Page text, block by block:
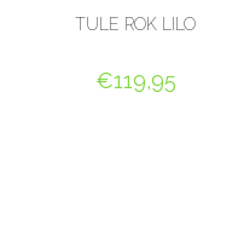
TULE ROK LILO
€119,95